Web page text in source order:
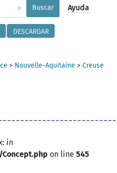
× Buscar Ayuda
DESCARGAR
> Nouvelle-Aquitaine >Creuse
in
on line545